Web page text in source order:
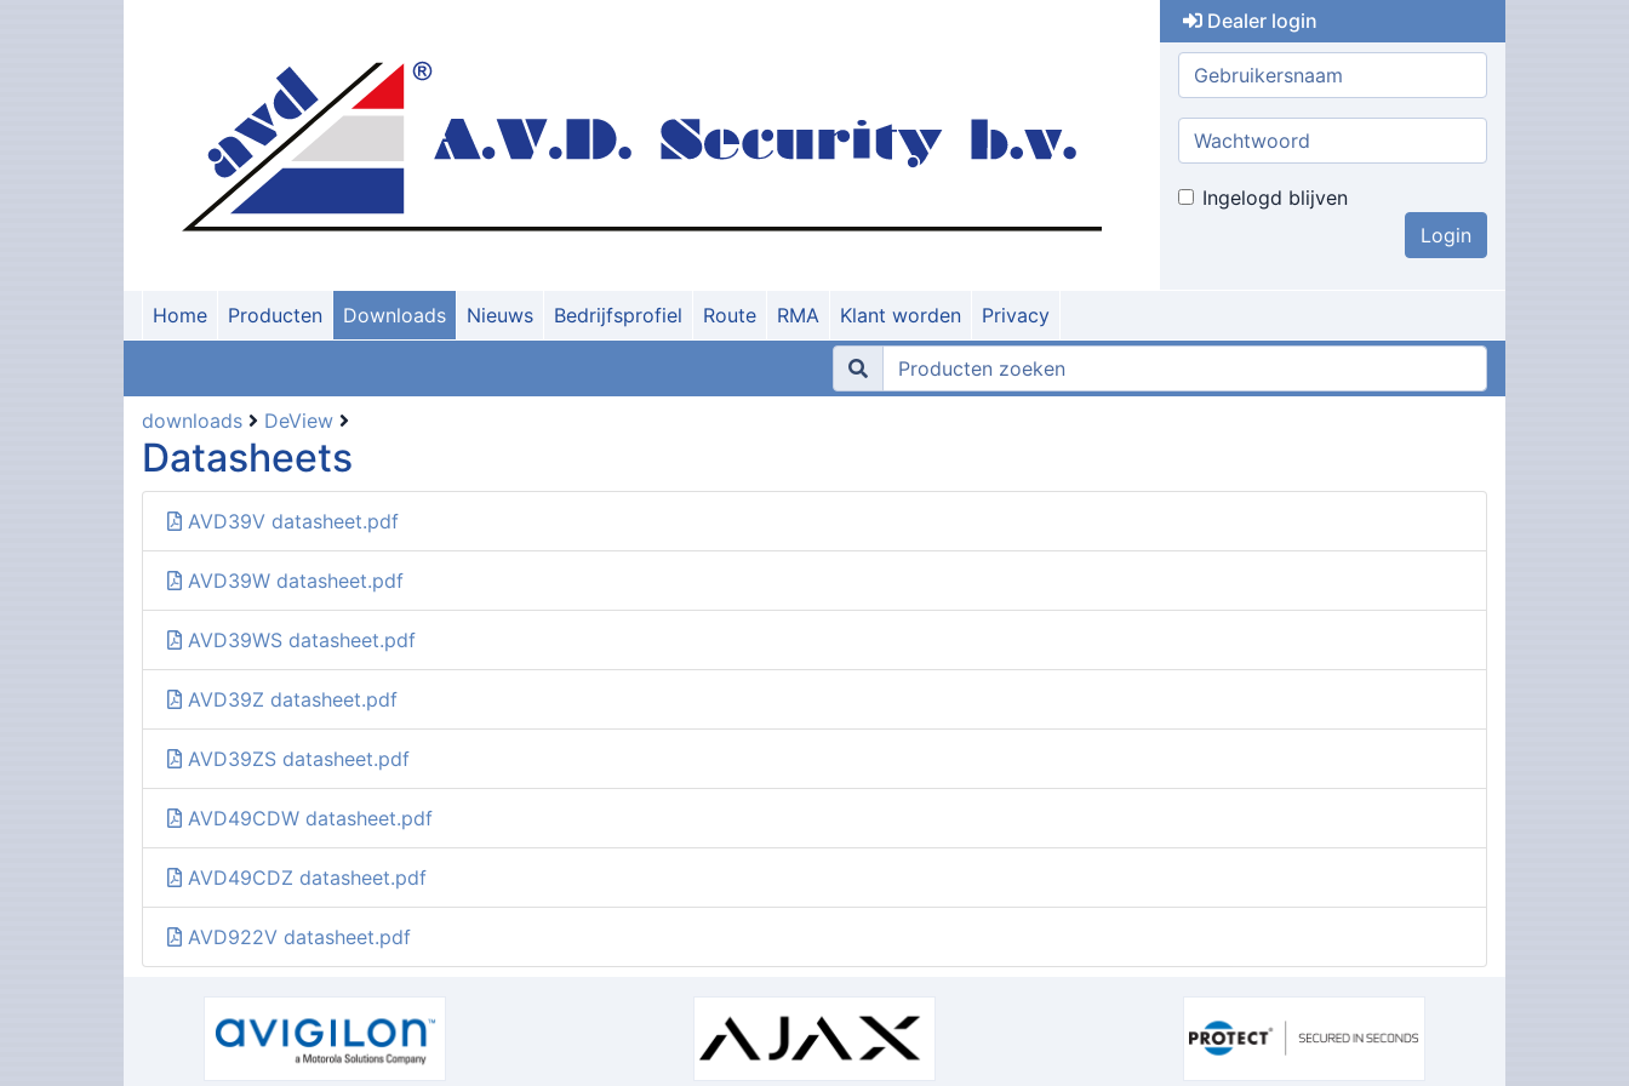
Dealer login
Gebruikersnaam:
Wachtwoord:
Ingelogd blijven
Home Producten Downloads Nieuws Bedrijfsprofiel Route RMA Klant worden Privacy
downloads DeView
Datasheets
AVD39V datasheet.pdf
AVD39W datasheet.pdf
AVD39WS datasheet.pdf
AVD39Z datasheet.pdf
AVD39ZS datasheet.pdf
AVD49CDW datasheet.pdf
AVD49CDZ datasheet.pdf
AVD922V datasheet.pdf